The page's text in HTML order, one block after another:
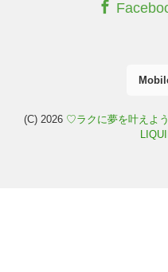
(C) 2026 ♡ラクに夢を叶えよ